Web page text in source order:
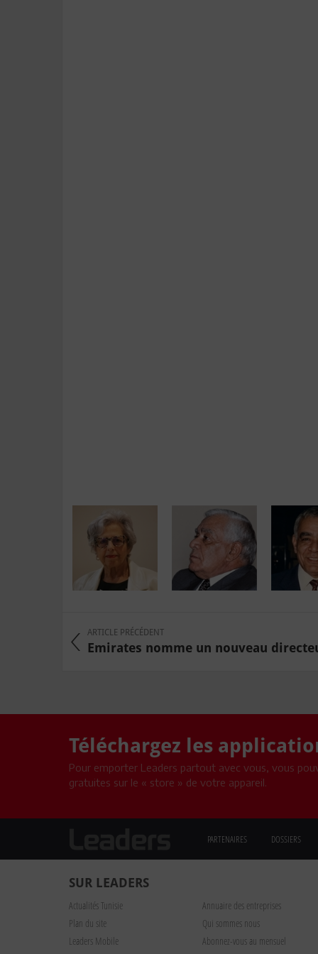
ARTICLE PRÉCÉDENT
Emirates nomme un nouveau
Téléchargez les
Pour emporter Leaders partout avec vous, vous
gratuites sur le « store » de votre appareil.
PARTENAIRES DOSSIERS
SUR LEADERS
Actualités Tunisie Annuaire des entreprises
Plan du site
Qui sommes nous
Leaders Mobile
Abonnez-vous au mensuel